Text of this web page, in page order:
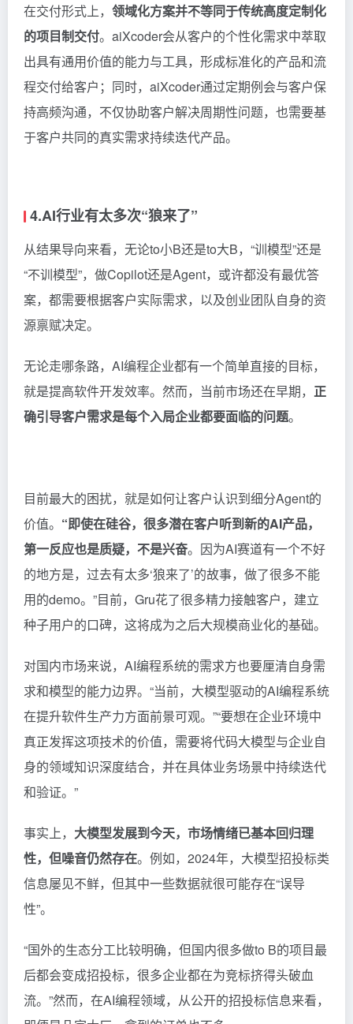
在交付形式上， 领域化方案并不等同于传统高度定制化
的项目制交付。aiXcoder会从客户的个性化需求中萃取
出具有通用价值的能力与工具，形成标准化的产品和流
程交付给客户；同时，aiXcoder通过定期例会与客户保
持高频沟通，不仅协助客户解决周期性问题，也需要基
于客户共同的真实需求持续迭代产品。
4.AI行业有太多次“狼来了”
从结果导向来看，无论to小B还是to大B，“训模型”还是
“不训模型”，做Copilot还是Agent，或许都没有最优答
案，都需要根据客户实际需求，以及创业团队自身的资
源禀赋决定。
无论走哪条路，AI编程企业都有一个简单直接的目标，
就是提高软件开发效率。然而，当前市场还在早期， 正
确引导客户需求是每个入局企业都要面临的问题。
目前最大的困扰，就是如何让客户认识到细分Agent的
价值。 “即使在硅谷，很多潜在客户听到新的AI产品，
第一反应也是质疑，不是兴奋。因为AI赛道有一个不好
的地方是，过去有太多‘狼来了’的故事，做了很多不能
用的demo。”目前，Gru花了很多精力接触客户，建立
种子用户的口碑，这将成为之后大规模商业化的基础。
对国内市场来说，AI编程系统的需求方也要厘清自身需
求和模型的能力边界。“当前，大模型驱动的AI编程系统
在提升软件生产力方面前景可观。”“要想在企业环境中
真正发挥这项技术的价值，需要将代码大模型与企业自
身的领域知识深度结合，并在具体业务场景中持续迭代
和验证。”
事实上， 大模型发展到今天，市场情绪已基本回归理
性，但噪音仍然存在。例如，2024年，大模型招投标类
信息屡见不鲜，但其中一些数据就很可能存在“误导
性”。
“国外的生态分工比较明确，但国内很多做to B的项目最
后都会变成招投标，很多企业都在为竞标挤得头破血
流。”然而，在AI编程领域，从公开的招投标信息来看，